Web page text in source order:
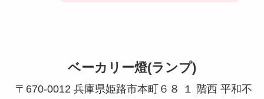
ベーカリー燈(ランプ)
〒670-0012 兵庫県姫路市本町６８ １ 階西 平和不